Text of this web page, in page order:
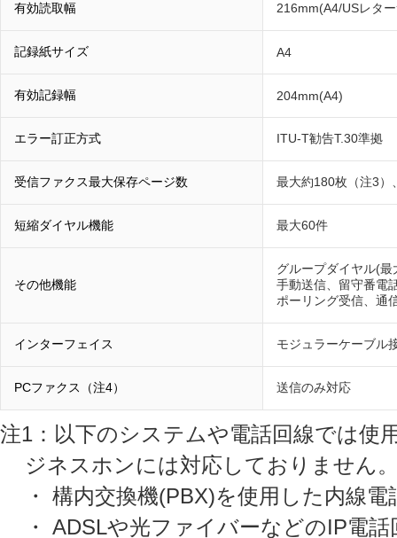
有効読取幅 216mm(A4/USレタ
記録紙サイズ A4
有効記録幅 204mm(A4)
エラー訂正方式 ITU-T勧告T.30準拠
受信ファクス最大保存ページ数 最大約180枚（注3）
短縮ダイヤル機能 最大60件
その他機能
グループダイヤル(
手動送信、留守番電
ポーリング受信、通
インターフェイス モジュラーケーブル
PCファクス（注4） 送信のみ対応
注1：以下のシステムや電話回線では
ジネスホンには対応しておりません
・ 構内交換機(PBX)を使用した内線
・ ADSLや光ファイバーなどのIP電話